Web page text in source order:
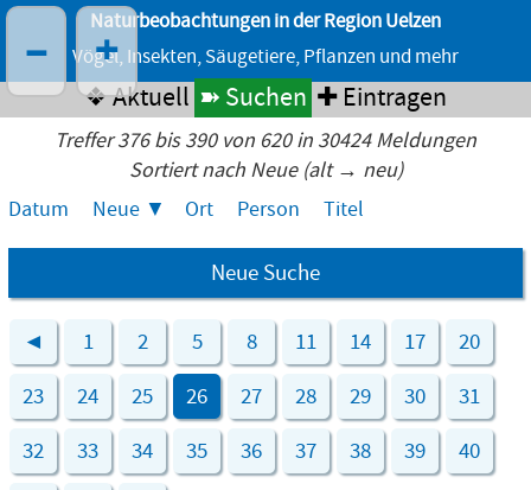
Naturbeobachtungen in der Region Uelzen
Vögel, Insekten, Säugetiere, Pflanzen und mehr
❖ Aktuell ➽ Suchen ✚ Eintragen
Treffer 376 bis 390 von 620 in 30424 Meldungen
Sortiert nach Neue (alt → neu)
Datum
Neue Ort Person Titel
Neue Suche
◄ 1 2 5 8 11 14 17 20
23 24 25 26 27 28 29 30 31
32 33 34 35 36 37 38 39 40
– +